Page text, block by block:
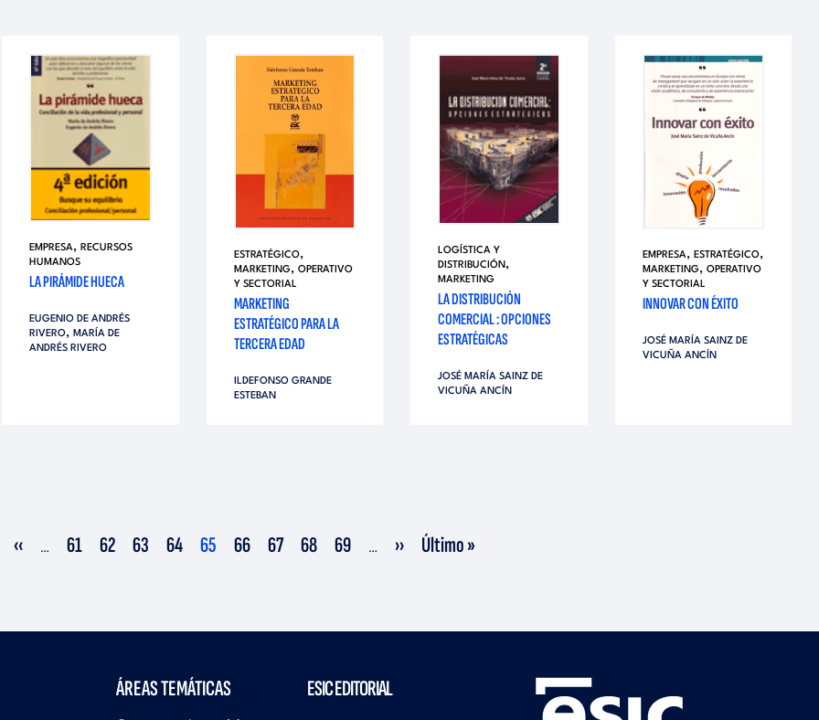
EMPRESA,RECURSOS
HUMANOS
LA PIRÁMIDE HUECA
EUGENIO DE ANDRÉS
RIVERO,MARÍA DE
ANDRÉS RIVERO
ESTRATÉGICO,
MARKETING, OPERATIVO
Y SECTORIAL
MARKETING
ESTRATÉGICO PARA LA
TERCERA EDAD
ILDEFONSO GRANDE
ESTEBAN
LOGÍSTICA Y
DISTRIBUCIÓN,
MARKETING
LA DISTRIBUCIÓN
COMERCIAL : OPCIONES
ESTRATÉGICAS
JOSÉ MARÍA SAINZ DE
VICUÑA ANCÍN
EMPRESA, ESTRATÉGICO,
MARKETING, OPERATIVO
Y SECTORIAL
INNOVAR CON ÉXITO
JOSÉ MARÍA SAINZ DE
VICUÑA ANCÍN
Página
‹‹ … Página
61 Página
62 Página
63 Página
64 Página
65 Página
66 Página
67 Página
68 Página
69 … Siguiente
›› Última
Último »
ÁREAS TEMÁTICAS ESIC EDITORIAL